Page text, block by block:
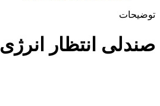
توضیحات
صندلی انتظار انرژی H 301